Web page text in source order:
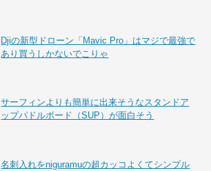
Djiの新型ドローン「Mavic Pro」はマジで最強で
あり買うしかないでこりゃ
サーフィンよりも簡単に出来そうなスタンドア
ップパドルボード（SUP）が面白そう
名刺入れをniguramuの超カッコよくてシンプル